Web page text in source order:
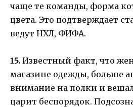
чаще те команды, форма
цвета. Это подтверждает
ведут НХЛ, ФИФА.
15. Известный факт, что
магазине одежды, больше
внимание на полки и
царит беспорядок.